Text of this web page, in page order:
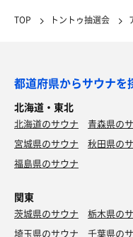
TOP トントゥ抽選会
都道府県からサウナを
北海道・東北
北海道のサウナ 青森県の
宮城県のサウナ
秋田県の
福島県のサウナ
関東
茨城県のサウナ 栃木県の
埼玉県のサウナ
千葉県の